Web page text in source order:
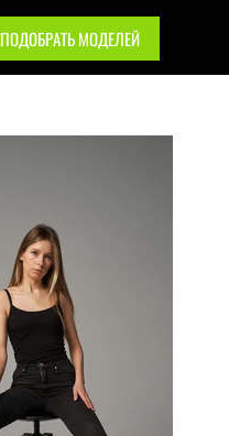
ПОДОБРАТЬ МОДЕЛЕЙ